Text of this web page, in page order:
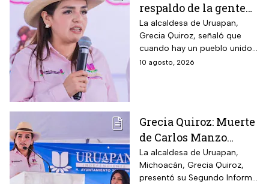
respaldo de la gente
rumbo a las
elecciones 2027
La alcaldesa de Uruapan,
Grecia Quiroz, señaló que
cuando hay un pueblo unido
la voluntad no se puede
10 agosto, 2026
Grecia Quiroz: Muerte
de Carlos Manzo
quedará en la historia
de México
La alcaldesa de Uruapan,
Michoacán, Grecia Quiroz,
presentó su Segundo Informe